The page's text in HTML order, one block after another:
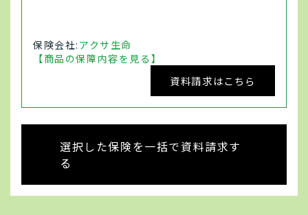
保険会社: アクサ生命
【商品の保障内容を見る】
資料請求はこちら
選択した保険を一括で資料請求す
る